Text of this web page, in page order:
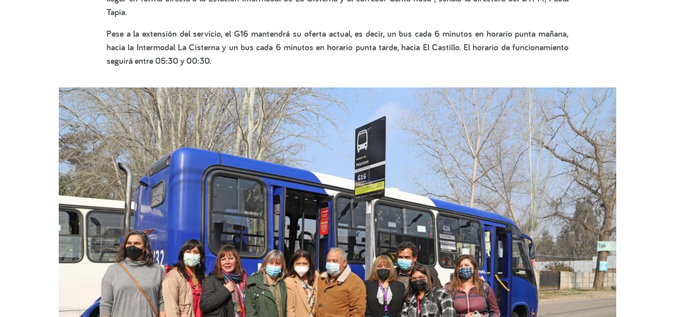
Tapia.
Pese a la extensión del servicio, el G16 mantendrá su oferta actual, es decir, un bus cada 6 minutos en horario punta mañana,
hacia la Intermodal La Cisterna y un bus cada 6 minutos en horario punta tarde, hacia El Castillo. El horario de funcionamiento
seguirá entre 05:30 y 00:30.